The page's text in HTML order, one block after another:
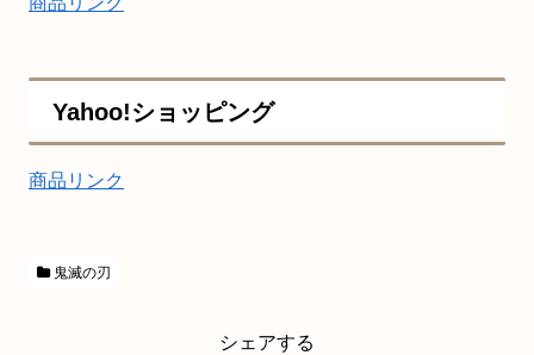
Yahoo!ショッピング
商品リンク
鬼滅の刃
シェアする